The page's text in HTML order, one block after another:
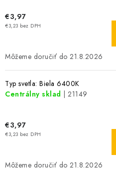
€3,97
€3,23 bez DPH
21.8.2026
Typ svetla: Biela 6400K
Centrálny sklad
| 21149
€3,97
€3,23 bez DPH
21.8.2026